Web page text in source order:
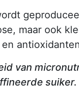
maar ook
van
suiker.